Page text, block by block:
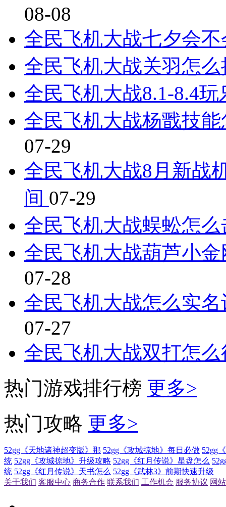
08-08
全民飞机大战七夕会
全民飞机大战关羽怎
全民飞机大战8.1-8.4
全民飞机大战杨戬技
07-29
全民飞机大战8月新战
间 07-29
全民飞机大战蜈蚣怎
全民飞机大战葫芦小
07-28
全民飞机大战怎么实
07-27
全民飞机大战双打怎
热门游戏排行榜 更多>
热门攻略 更多>
52gg《天地诸神超变版》那 52gg《攻城掠地》每日必做 52gg
统 52gg《攻城掠地》升级攻略 52gg《红月传说》星盘怎么
统 52gg《红月传说》天书怎么 52gg《武林3》前期快速升级
关于我们 客服中心 商务合作 联系我们 工作机会 服务协议 网